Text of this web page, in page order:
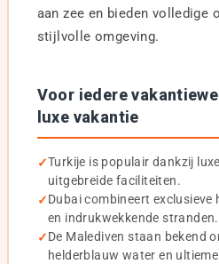
aan zee en bieden volledige
stijlvolle omgeving.
Voor iedere
luxe vakantie
Turkije is populair dankzij
uitgebreide faciliteiten.
Dubai combineert exclusieve
en indrukwekkende stranden.
De Malediven staan bekend
helderblauw water en